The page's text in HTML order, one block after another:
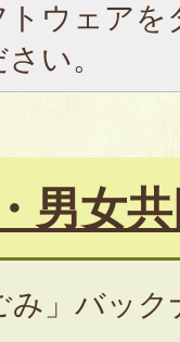
ウェア
い。
男女
み」バッ